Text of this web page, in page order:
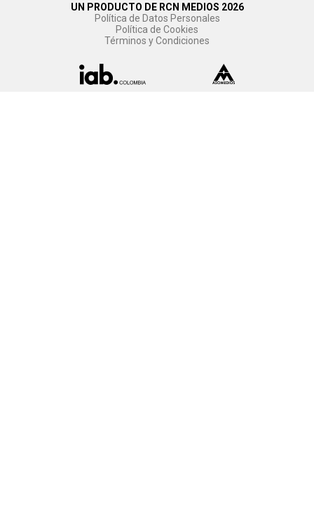
UN PRODUCTO DE RCN MEDIOS 2026
Política de Datos Personales
Política de Cookies
Términos y Condiciones